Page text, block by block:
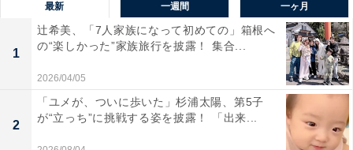
最新 一週間 一ヶ月
1
辻希美、「7人家族になって初めての」箱根へ
の“楽しかった”家族旅行を披露！ 集合...
2026/04/05
2
「ユメが、ついに歩いた」杉浦太陽、第5子
が“立っち”に挑戦する姿を披露！ 「出来...